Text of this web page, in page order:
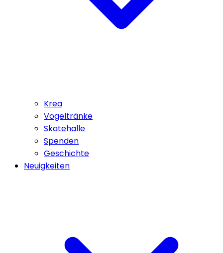
Krea
Vogeltränke
Skatehalle
Spenden
Geschichte
Neuigkeiten